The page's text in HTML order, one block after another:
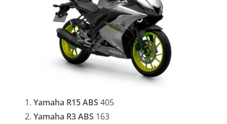
Yamaha R15 ABS 405
Yamaha R3 ABS 163